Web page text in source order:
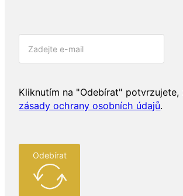
Kliknutím na "Odebírat"
zásady ochrany osobních údajů.
Odebírat